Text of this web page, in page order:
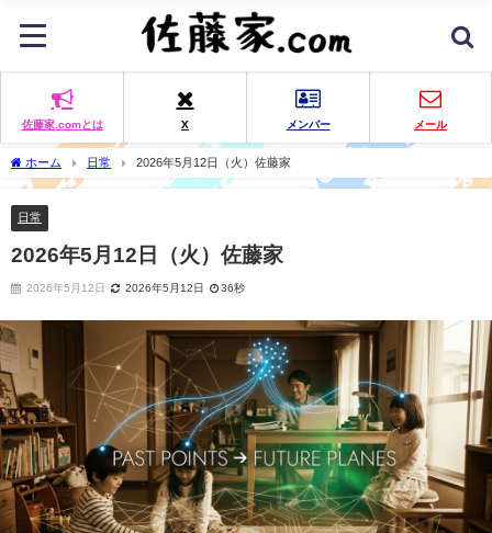
佐藤家.comとは X メンバー メール
ホーム 日常 2026年5月12日（火）佐藤家
日常
2026年5月12日（火）佐藤家
2026年5月12日 2026年5月12日 36秒